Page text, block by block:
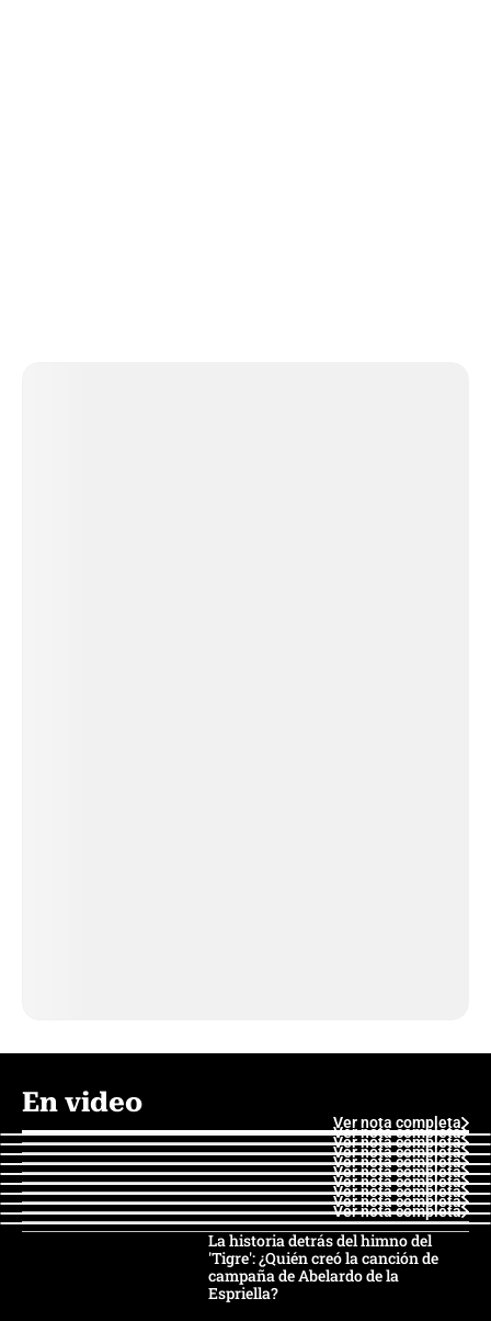
En video
Ver nota completa
Ver nota completa
Ver nota completa
Ver nota completa
Ver nota completa
Ver nota completa
Ver nota completa
Ver nota completa
Ver nota completa
Ver nota completa
La historia detrás del himno del
'Tigre': ¿Quién creó la canción de
campaña de Abelardo de la
Espriella?